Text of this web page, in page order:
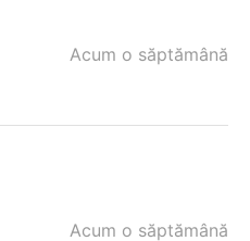
Acum o săptămână
Acum o săptămână